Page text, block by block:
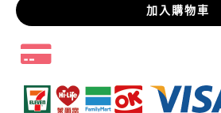
加入購物車